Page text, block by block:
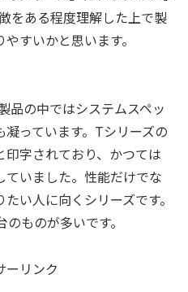
をある程度理解した上で製
すいかと思います。
品の中ではシステムスペッ
っています。Tシリーズの
字されており、かつては
ていました。性能だけでな
い人に向くシリーズです。
ものが多いです。
ーリンク